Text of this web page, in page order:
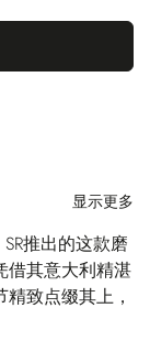
显示更多
推出的这款磨
借其意大利精湛
致点缀其上，